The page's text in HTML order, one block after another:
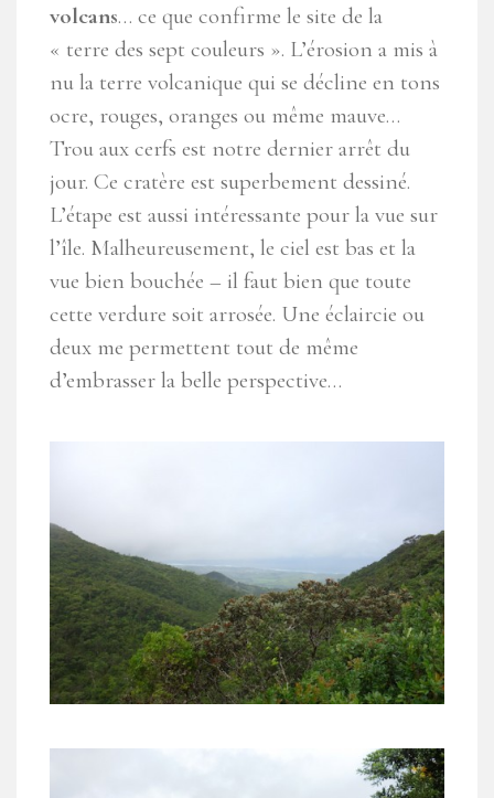
volcans… ce que confirme le site de la
« terre des sept couleurs ». L’érosion a mis à
nu la terre volcanique qui se décline en tons
ocre, rouges, oranges ou même mauve…
Trou aux cerfs est notre dernier arrêt du
jour. Ce cratère est superbement dessiné.
L’étape est aussi intéressante pour la vue sur
l’île. Malheureusement, le ciel est bas et la
vue bien bouchée – il faut bien que toute
cette verdure soit arrosée. Une éclaircie ou
deux me permettent tout de même
d’embrasser la belle perspective…